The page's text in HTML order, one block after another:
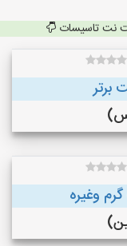
نت تاسیسات
برتر
وغیره